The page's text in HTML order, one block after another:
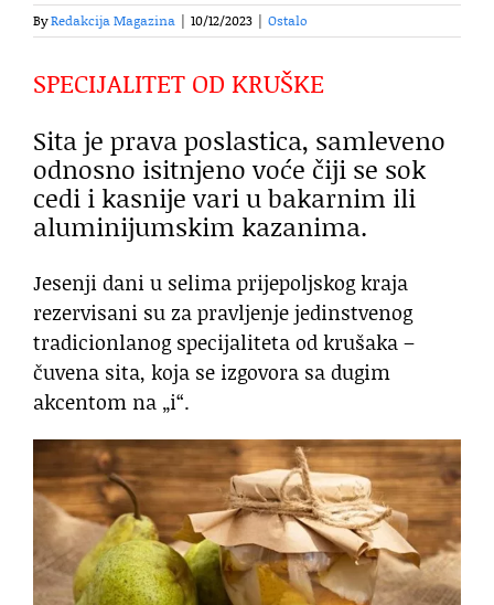
ByRedakcija Magazina 10/12/2023 Ostalo
SPECIJALITET OD KRUŠKE
Sita je prava poslastica, samleveno
odnosno isitnjeno voće čiji se sok
cedi i kasnije vari u bakarnim ili
aluminijumskim kazanima.
Jesenji dani u selima prijepoljskog kraja
rezervisani su za pravljenje jedinstvenog
tradicionlanog specijaliteta od krušaka –
čuvena sita, koja se izgovora sa dugim
akcentom na „i“.